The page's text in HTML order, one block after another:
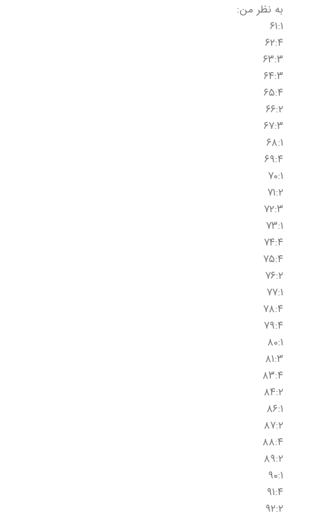
به نظر من:
۶۱:۱
۶۲:۴
۶۳:۳
۶۴:۳
۶۵:۴
۶۶:۲
۶۷:۳
۶۸:۱
۶۹:۴
۷۰:۱
۷۱:۲
۷۲:۳
۷۳:۱
۷۴:۴
۷۵:۴
۷۶:۲
۷۷:۱
۷۸:۴
۷۹:۴
۸۰:۱
۸۱:۳
۸۳:۴
۸۴:۲
۸۶:۱
۸۷:۲
۸۸:۴
۸۹:۲
۹۰:۱
۹۱:۴
۹۲:۲